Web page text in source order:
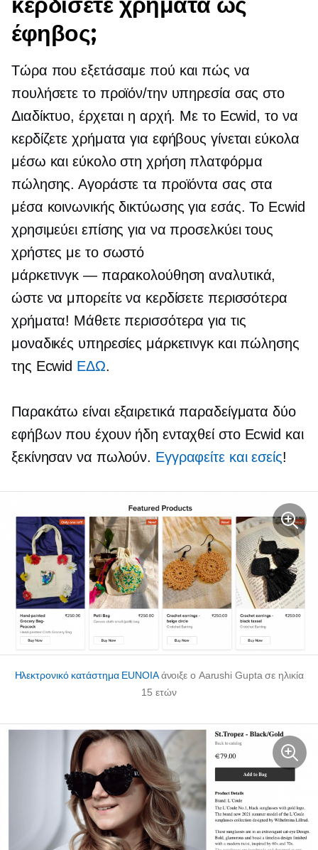
έφηβος;
Τώρα που εξετάσαμε πού και πώς να
πουλήσετε το προϊόν/την υπηρεσία σας στο
Διαδίκτυο, έρχεται η αρχή. Με το Ecwid, το να
κερδίζετε χρήματα για εφήβους γίνεται εύκολα
μέσω καιεύκολο στη χρήση πλατφόρμα
πώλησης. Αγοράστε τα προϊόντα σας στα
μέσα κοινωνικής δικτύωσης για εσάς. Το Ecwid
χρησιμεύει επίσης για να προσελκύει τους
χρήστες με το σωστό
μάρκετινγκ — παρακολούθηση αναλυτικά,
ώστε να μπορείτε να κερδίσετε περισσότερα
χρήματα! Μάθετε περισσότερα για τις
μοναδικές υπηρεσίες μάρκετινγκ και πώλησης
της Ecwid ΕΔΩ.
Παρακάτω είναι εξαιρετικά παραδείγματα δύο
εφήβων που έχουν ήδη ενταχθεί στο Ecwid και
ξεκίνησαν να πωλούν. Εγγραφείτε και εσείς!
Ηλεκτρονικό κατάστημα EUNOIAάνοιξε ο Aarushi Gupta σε ηλικία
15 ετών